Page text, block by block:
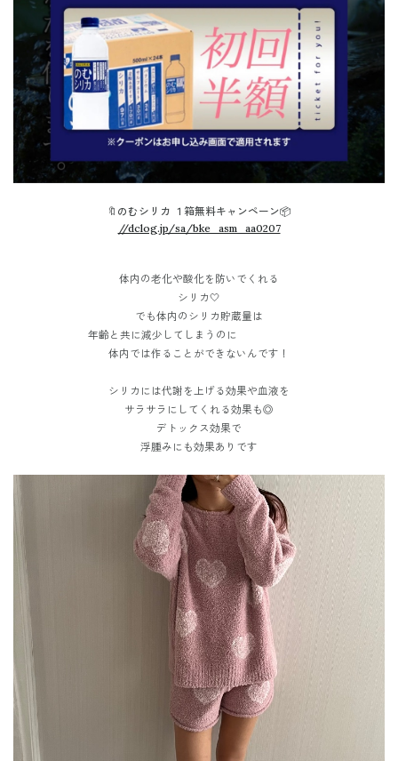
🔖のむシリカ １箱無料キャンペーン📦
//dclog.jp/sa/bke_asm_aa0207
体内の老化や酸化を防いでくれる
シリカ🤍
でも体内のシリカ貯蔵量は
年齢と共に減少してしまうのに
体内では作ることができないんです！
シリカには代謝を上げる効果や血液を
サラサラにしてくれる効果も◎
デトックス効果で
浮腫みにも効果ありです